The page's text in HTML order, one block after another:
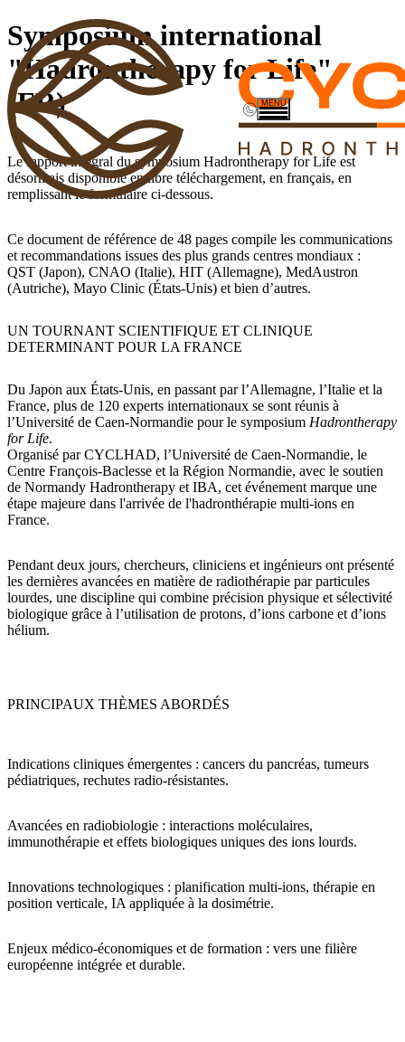
NOS SERVICES
ACTUALITÉS
ESPACE MÉDIAS
Contact
02 31 24 34 48
ENFR
MENU
Symposium international
"Hadrontherapy for Life"
(FR)
Le rapport intégral du symposium Hadrontherapy for Life est
désormais disponible en libre téléchargement, en français, en
remplissant le formulaire ci-dessous.
Ce document de référence de 48 pages compile les communications
et recommandations issues des plus grands centres mondiaux :
QST (Japon), CNAO (Italie), HIT (Allemagne), MedAustron
(Autriche), Mayo Clinic (États-Unis) et bien d’autres.
UN TOURNANT SCIENTIFIQUE ET CLINIQUE
DETERMINANT POUR LA FRANCE
Du Japon aux États-Unis, en passant par l’Allemagne, l’Italie et la
France, plus de 120 experts internationaux se sont réunis à
l’Université de Caen-Normandie pour le symposium Hadrontherapy
for Life.
Organisé par CYCLHAD, l’Université de Caen-Normandie
Centre François-Baclesse et la Région Normandie, avec le soutien
de Normandy Hadrontherapy et IBA, cet événement marque une
étape majeure dans l'arrivée de l'hadronthérapie multi-ions en
France.
Pendant deux jours, chercheurs, cliniciens et ingénieurs ont présenté
les dernières avancées en matière de radiothérapie par particules
lourdes, une discipline qui combine précision physique et sélectivité
biologique grâce à l’utilisation de protons, d’ions carbone et d’ions
hélium.
PRINCIPAUX THÈMES ABORDÉS
Indications cliniques émergentes : cancers du pancréas, tumeurs
pédiatriques, rechutes radio-résistantes.
Avancées en radiobiologie : interactions moléculaires,
immunothérapie et effets biologiques uniques des ions lourds.
Innovations technologiques : planification multi-ions, thérapie en
position verticale, IA appliquée à la dosimétrie.
Enjeux médico-économiques et de formation : vers une filière
européenne intégrée et durable.